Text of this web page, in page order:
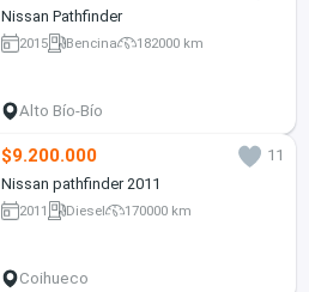
Nissan Pathfinder
2015 Bencina 182000 km
Alto Bío-Bío
$9.200.000
11
Nissan pathfinder 2011
2011 Diesel 170000 km
Coihueco